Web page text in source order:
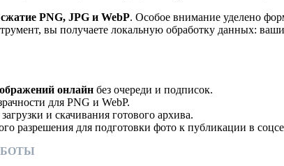
PNG, JPG и WebP. Особое внимание уделено
вы получаете локальную обработку данных:
онлайн без очереди и подписок.
для PNG и WebP.
и скачивания готового архива.
разрешения для подготовки фото к публикации в